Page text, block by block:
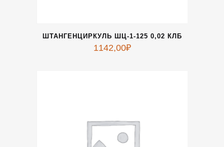
ШТАНГЕНЦИРКУЛЬ ШЦ-1-125 0,02 КЛБ
1142,00₽